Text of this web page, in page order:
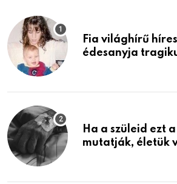
Fia világhírű
édesanyja
Ha a szüleid ezt
mutatják, életük